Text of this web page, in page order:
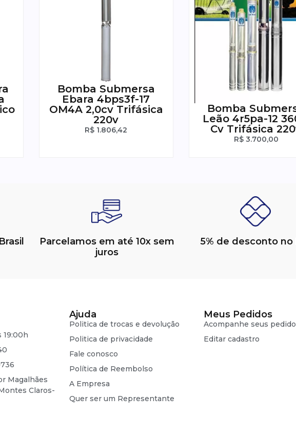
Bomba Submersa
Ebara 4bps3f-17
OM4A 2,0cv Trifásica
220v
R$ 1.806,42
Bomba
Leão 4r5pa-12
Cv Trifásica
R$3.700,00
Parcelamos em até 10x sem
juros
5% de desconto no
19:00h
Magalhães
Claros-
Ajuda
Politica de trocas e devolução
Politica de privacidade
Fale conosco
Política de Reembolso
A Empresa
Quer ser um Representante
Meus Pedidos
Acompanhe seus
Editar cadastro